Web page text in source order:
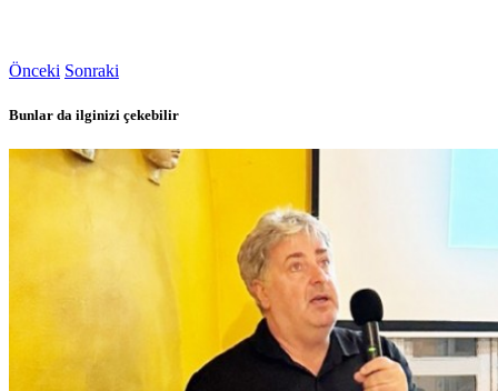
Önceki Sonraki
Bunlar da ilginizi çekebilir